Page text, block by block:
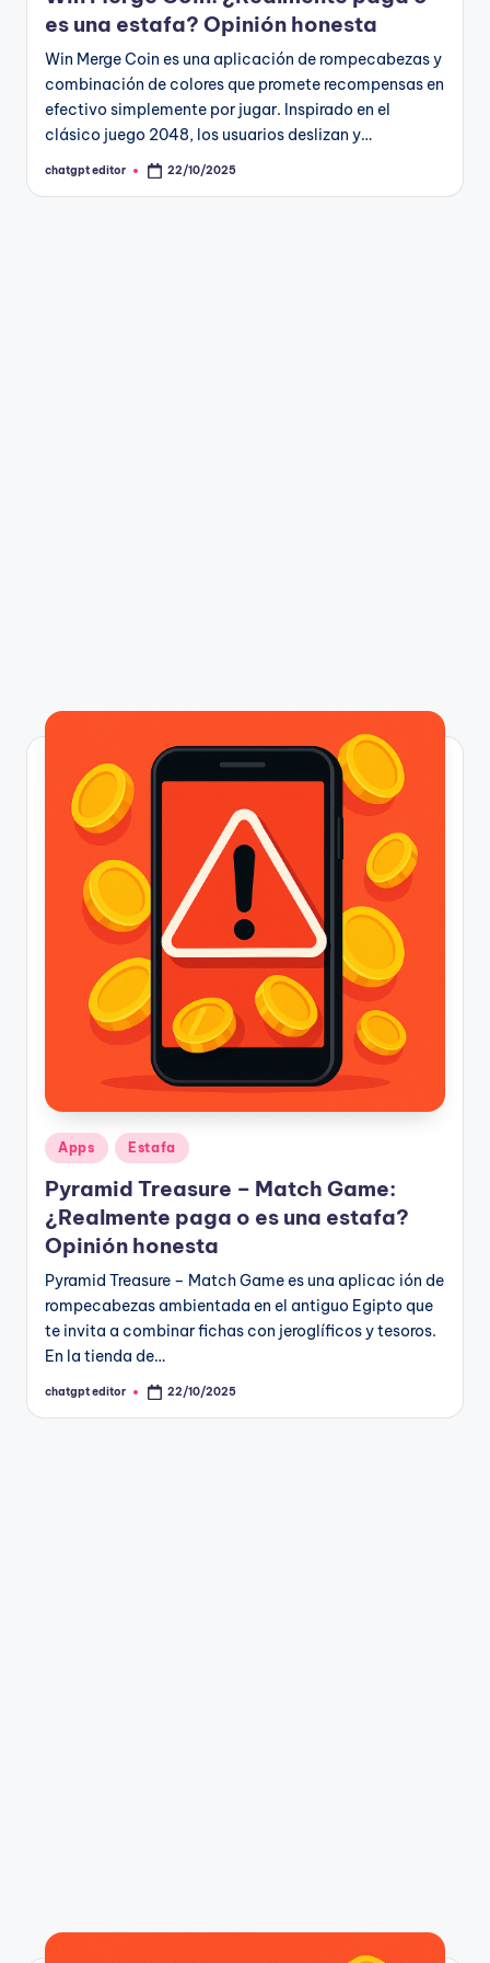
es una estafa? Opinión honesta
Win Merge Coin es una aplicación de rompecabezas y
combinación de colores que promete recompensas en
efectivo simplemente por jugar. Inspirado en el
clásico juego 2048, los usuarios deslizan y…
Publicado
chatgpt editor 22/10/2025
Publicado
en
Apps Estafa
Pyramid Treasure – Match Game:
¿Realmente paga o es una estafa?
Opinión honesta
Pyramid Treasure – Match Game es una aplicac ión de
rompecabezas ambientada en el antiguo Egipto que
te invita a combinar fichas con jeroglíficos y tesoros.
En la tienda de…
Publicado
chatgpt editor 22/10/2025